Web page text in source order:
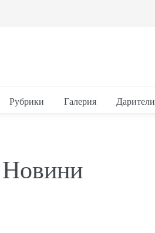
Рубрики Галерия Дарители
Новини